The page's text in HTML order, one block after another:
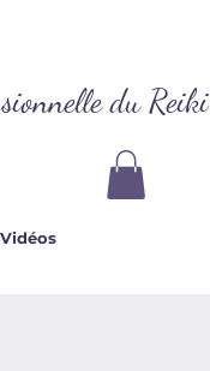
du Reiki
Vidéos